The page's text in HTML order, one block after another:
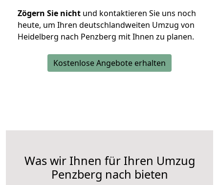
Zögern Sie nicht und kontaktieren Sie uns noch
heute, um Ihren deutschlandweiten Umzug von
Heidelberg nach Penzberg mit Ihnen zu planen.
Kostenlose Angebote erhalten
Was wir Ihnen für Ihren Umzug
Penzberg nach bieten